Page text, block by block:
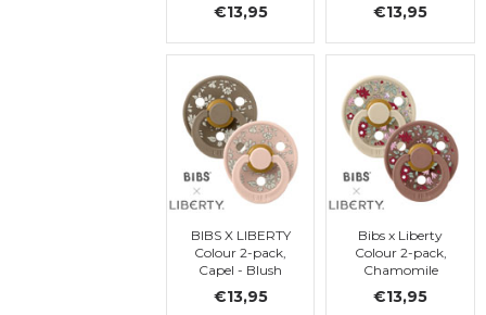
€13,95
t. 2
€13,95
BIBS X LIBERTY
Colour 2-pack,
Capel - Blush
Mix, ronde, t 2
€13,95
Bibs x Liberty
Colour 2-pack,
Chamomile
Lawn -
Woodchuck Mix,
€13,95